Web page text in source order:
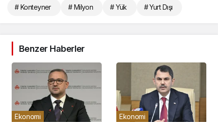
# Konteyner # Milyon # Yük # Yurt Dışı
Benzer Haberler
Ekonomi Ekonomi